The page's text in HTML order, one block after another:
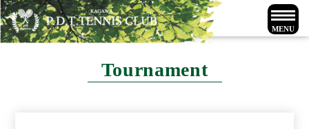
Tournament